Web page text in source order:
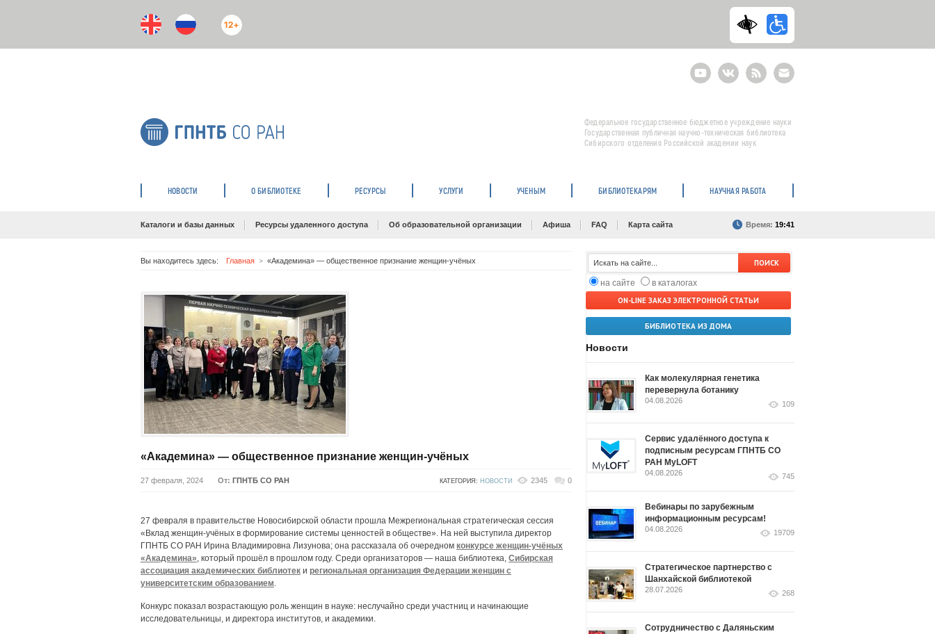
12+
YoutubeВКонтактеRSS
E-
mail
подписка
Федеральное государственное бюджетное учреждение науки
Государственная публичная научно-техническая библиотека
Сибирского отделения Российской академии наук
НОВОСТИ О БИБЛИОТЕКЕ РЕСУРСЫ УСЛУГИ УЧЕНЫМ БИБЛИОТЕКАРЯМ НАУЧНАЯ РАБОТА
Каталоги и базы данных Ресурсы удаленного доступа Об образовательной организации Афиша FAQ Карта сайта Время: 19:41
Вы находитесь здесь: Главная «Академина» — общественное признание женщин-учёных
«Академина» — общественное признание женщин-учёных
27 февраля, 2024 От: ГПНТБ СО РАН КАТЕГОРИЯ: НОВОСТИ 2345 0
27 февраля в правительстве Новосибирской области прошла Межрегиональная стратегическая сессия
«Вклад женщин-учёных в формирование системы ценностей в обществе». На ней выступила директор
ГПНТБ СО РАН Ирина Владимировна Лизунова; она рассказала об очередном конкурсе женщин-учёных
«Академина», который прошёл в прошлом году. Среди организаторов — наша библиотека, Сибирская
ассоциация академических библиотек и региональная организация Федерации женщин с
университетским образованием.
Конкурс показал возрастающую роль женщин в науке: неслучайно среди участниц и начинающие
исследовательницы, и директора институтов, и академики.
на сайте
в каталогах
ON-LINE ЗАКАЗ ЭЛЕКТРОННОЙ СТАТЬИ
БИБЛИОТЕКА ИЗ ДОМА
Новости
Как молекулярная генетика
перевернула ботанику
04.08.2026 109
Сервис удалённого доступа к
подписным ресурсам ГПНТБ СО
РАН MyLOFT
04.08.2026 745
Вебинары по зарубежным
информационным ресурсам!
04.08.2026 19709
Стратегическое партнерство с
Шанхайской библиотекой
28.07.2026 268
Сотрудничество с Даляньским